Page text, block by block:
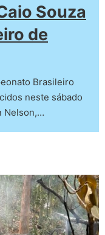
Souza
de
Brasileiro
neste sábado
Nelson,…